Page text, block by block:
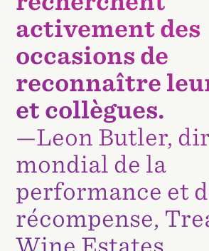
activement des
occasions de
reconnaître
et collègues.
—Leon Butler,
mondial de la
performance et
récompense,
Wine Estates